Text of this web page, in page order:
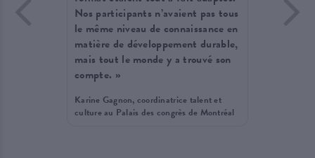
Nos participants n’avaient pas tous
le même niveau de connaissance en
matière de développement durable,
mais tout le monde y a trouvé son
compte. »
Karine Gagnon, coordinatrice talent et
culture au Palais des congrès de Montréal